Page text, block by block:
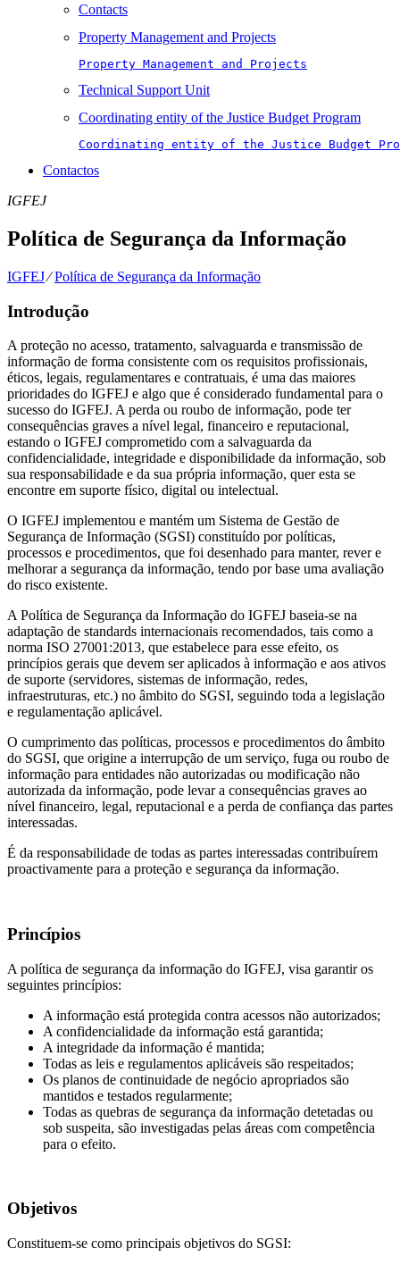
Contacts
Property Management and Projects
Property Management and Projects
Technical Support Unit
Coordinating entity of the Justice Budget Program
Coordinating entity of the Justice Budget
Contactos
IGFEJ
Política de Segurança da Informação
IGFEJ⁄Política de Segurança da Informação
Introdução
A proteção no acesso, tratamento, salvaguarda e transmissão de
informação de forma consistente com os requisitos profissionais,
éticos, legais, regulamentares e contratuais, é uma das maiores
prioridades do IGFEJ e algo que é considerado fundamental para o
sucesso do IGFEJ. A perda ou roubo de informação, pode ter
consequências graves a nível legal, financeiro e reputacional,
estando o IGFEJ comprometido com a salvaguarda da
confidencialidade, integridade e disponibilidade da informação, sob
sua responsabilidade e da sua própria informação, quer esta se
encontre em suporte físico, digital ou intelectual.
O IGFEJ implementou e mantém um Sistema de Gestão de
Segurança de Informação (SGSI) constituído por políticas,
processos e procedimentos, que foi desenhado para manter, rever e
melhorar a segurança da informação, tendo por base uma avaliação
do risco existente.
A Política de Segurança da Informação do IGFEJ baseia-se na
adaptação de standards internacionais recomendados, tais como a
norma ISO 27001:2013, que estabelece para esse efeito, os
princípios gerais que devem ser aplicados à informação e aos ativos
de suporte (servidores, sistemas de informação, redes,
infraestruturas, etc.) no âmbito do SGSI, seguindo toda a legislação
e regulamentação aplicável.
O cumprimento das políticas, processos e procedimentos do âmbito
do SGSI, que origine a interrupção de um serviço, fuga ou roubo de
informação para entidades não autorizadas ou modificação não
autorizada da informação, pode levar a consequências graves ao
nível financeiro, legal, reputacional e a perda de confiança das partes
interessadas.
É da responsabilidade de todas as partes interessadas contribuírem
proactivamente para a proteção e segurança da informação.
Princípios
A política de segurança da informação do IGFEJ, visa garantir os
seguintes princípios:
A informação está protegida contra acessos não autorizados;
A confidencialidade da informação está garantida;
A integridade da informação é mantida;
Todas as leis e regulamentos aplicáveis são respeitados;
Os planos de continuidade de negócio apropriados são
mantidos e testados regularmente;
Todas as quebras de segurança da informação detetadas ou
sob suspeita, são investigadas pelas áreas com competência
para o efeito.
Objetivos
Constituem-se como principais objetivos do SGSI: